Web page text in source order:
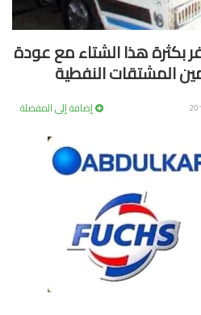
هذا الشتاء مع عودة
المشتقات النفطية
إضافة إلى المفضلة